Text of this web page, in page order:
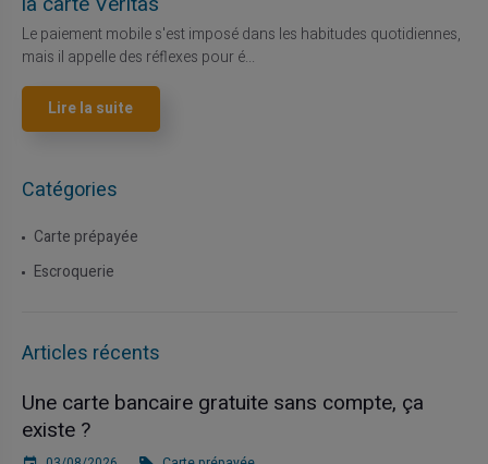
Le paiement mobile s'est imposé dans les habitudes quotidiennes,
mais il appelle des réflexes pour é...
Lire la suite
Catégories
Carte prépayée
Escroquerie
Articles récents
Une carte bancaire gratuite sans compte, ça
existe ?